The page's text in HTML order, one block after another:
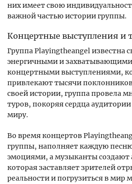
них имеет свою
важной частью истории группы.
Концертные выступления и
Группа Playingtheangel известна
энергичными и захватывающими
концертными выступлениями,
привлекают тысячи
своей истории, группа провела
туров, покоряя сердца
миру.
Во время концертов
группы, наполняет каждую
эмоциями, а музыканты создают
которая заставляет зрителей
реальности и погрузиться в мир